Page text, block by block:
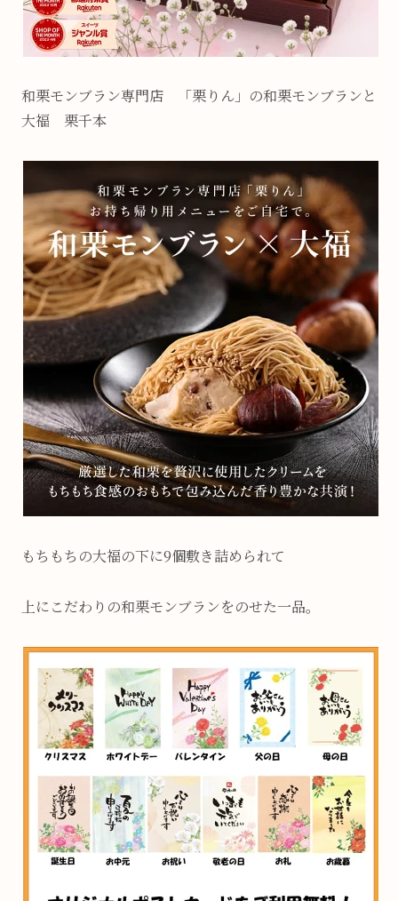
和栗モンブラン専門店 「栗りん」の和栗モンブランと
大福 栗千本
もちもちの大福の下に9個敷き詰められて
上にこだわりの和栗モンブランをのせた一品。